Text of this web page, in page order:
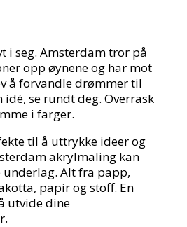
i seg. Amsterdam tror på
opp øynene og har mot
å forvandle drømmer til
idé, se rundt deg. Overrask
i farger.
til å uttrykke ideer og
akrylmaling kan
underlag. Alt fra papp,
papir og stoff. En
utvide dine